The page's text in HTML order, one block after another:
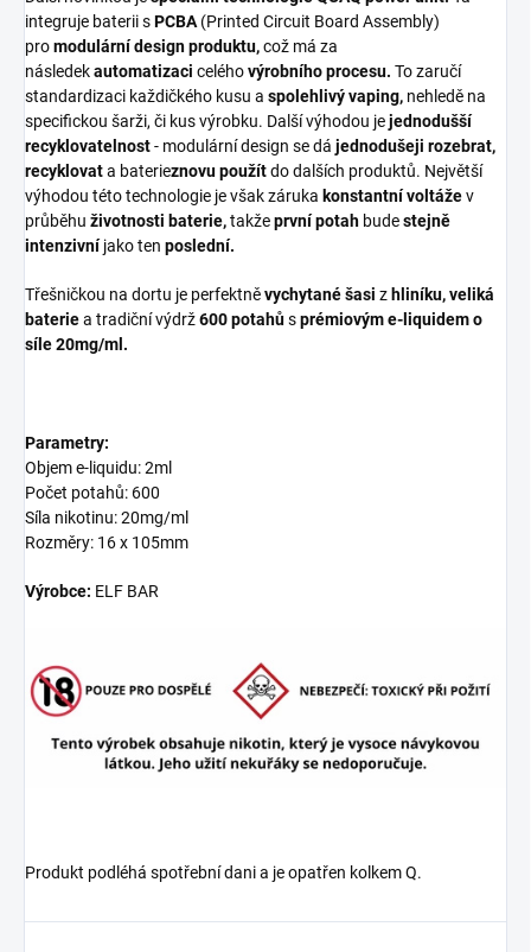
integruje baterii sPCBA (Printed Circuit Board Assembly)
promodulární design produktu,což má za
následekautomatizaci celéhovýrobního procesu. To zaručí
standardizaci každičkého kusu a spolehlivý vaping, nehledě na
specifickou šarži, či kus výrobku. Další výhodou jejednodušší
recyklovatelnost- modulární design se dá jednodušeji rozebrat,
recyklovata baterieznovu použítdo dalších produktů. Největší
výhodou této technologie je však záruka konstantní voltážev
průběhu životnosti baterie,takžeprvní potah budestejně
intenzivní jako ten poslední.
Třešničkou na dortu je perfektněvychytané šasi z hliníku, veliká
bateriea tradiční výdrž600 potahůsprémiovým e-liquidem o
síle 20mg/ml.
Parametry:
Objem e-liquidu: 2ml
Počet potahů: 600
Síla nikotinu: 20mg/ml
Rozměry: 16 x 105mm
Výrobce: ELF BAR
Produkt podléhá spotřební dani a je opatřen kolkem Q.